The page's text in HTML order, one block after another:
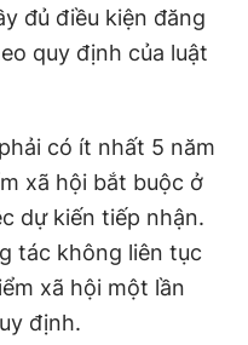
đủ điều kiện đăng
quy định của luật
có ít nhất 5 năm
xã hội bắt buộc ở
dự kiến tiếp nhận.
tác không liên tục
xã hội một lần
định.